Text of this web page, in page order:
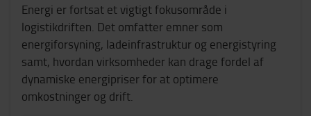
Energi er fortsat et vigtigt fokusområde i
logistikdriften. Det omfatter emner som
energiforsyning, ladeinfrastruktur og energistyring
samt, hvordan virksomheder kan drage fordel af
dynamiske energipriser for at optimere
omkostninger og drift.